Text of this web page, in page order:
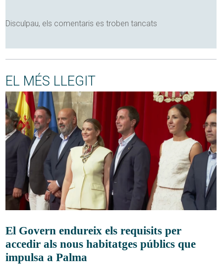
Disculpau, els comentaris es troben tancats
EL MÉS LLEGIT
El Govern endureix els requisits per
accedir als nous habitatges públics que
impulsa a Palma